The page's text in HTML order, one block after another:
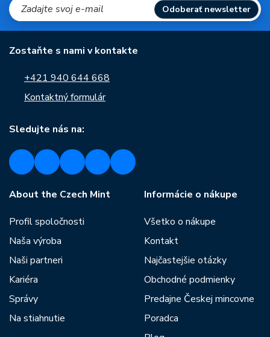
Odoberať newsletter
Zostaňte s nami v kontakte
+421 940 644 668
Kontaktný formulár
Sledujte nás na:
About the Czech Mint
Profil spoločnosti
Naša výroba
Naši partneri
Kariéra
Správy
Na stiahnutie
Informácie o nákupe
Všetko o nákupe
Kontakt
Najčastejšie otázky
Obchodné podmienky
Predajne Českej mincovne
Poradca